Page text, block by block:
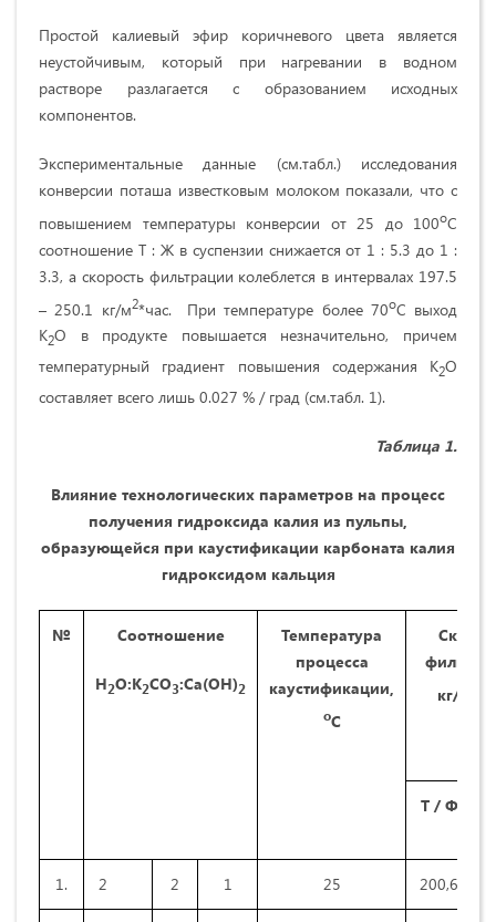
Простой калиевый эфир коричневого цвета является
неустойчивым, который при нагревании в водном
растворе разлагается с образованием исходных
компонентов.
Экспериментальные данные (см.табл.) исследования
конверсии поташа известковым молоком показали, что с
повышением температуры конверсии от 25 до 100оС
соотношение Т : Ж в суспензии снижается от 1 : 5.3 до 1 :
3.3, а скорость фильтрации колеблется в интервалах 197.5
– 250.1 кг/м2*час. При температуре более 70оС выход
К2О в продукте повышается незначительно, причем
температурный градиент повышения содержания К2О
составляет всего лишь 0.027 % / град (см.табл. 1).
Таблица 1.
Влияние технологических параметров на процесс
получения гидроксида калия из пульпы,
образующейся при каустификации карбоната калия
гидроксидом кальция
№ Соотношение
Н2О:К2СО3:Са(ОН)2
Температура
процесса
каустификации,
оС
кг/м
Т / Ф
1. 2 2 1 25 200,6